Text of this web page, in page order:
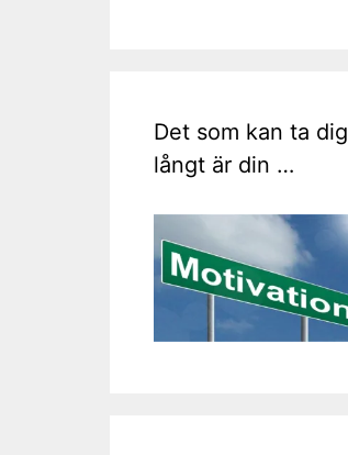
Det som kan ta dig
långt är din …